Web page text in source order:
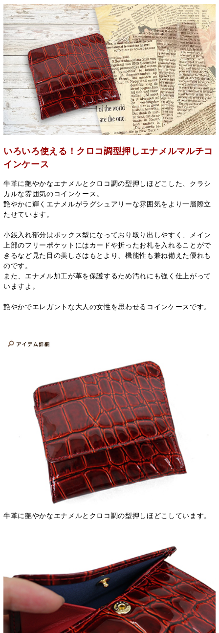
いろいろ使える！クロコ調型押しエナメルマルチコ
インケース
牛革に艶やかなエナメルとクロコ調の型押しほどこした、クラシ
カルな雰囲気のコインケース。
艶やかに輝くエナメルがラグシュアリーな雰囲気をより一層際立
たせています。
小銭入れ部分はボックス型になっており取り出しやすく、メイン
上部のフリーポケットにはカードや折ったお札を入れることがで
きるなど見た目の美しさはもとより、機能性も兼ね備えた優れも
のです。
また、エナメル加工が革を保護するため汚れにも強く仕上がって
いますよ。
艶やかでエレガントな大人の女性を思わせるコインケースです。
牛革に艶やかなエナメルとクロコ調の型押しほどこしています。